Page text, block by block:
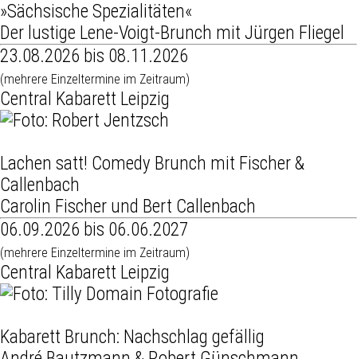
»Sächsische Spezialitäten«
Der lustige Lene-Voigt-Brunch mit Jürgen Fliegel
23.08.2026 bis 08.11.2026
(mehrere Einzeltermine im Zeitraum)
Central Kabarett Leipzig
Lachen satt! Comedy Brunch mit Fischer &
Callenbach
Carolin Fischer und Bert Callenbach
06.09.2026 bis 06.06.2027
(mehrere Einzeltermine im Zeitraum)
Central Kabarett Leipzig
Kabarett Brunch: Nachschlag gefällig